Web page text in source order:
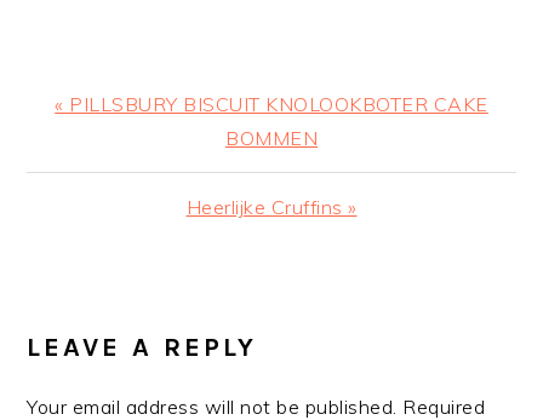
Previous
« PILLSBURY BISCUIT KNOLOOKBOTER CAKE
BOMMEN
Next
Heerlijke Cruffins »
INTERACTIONS
LEAVE A REPLY
Your email address will not be published. Required